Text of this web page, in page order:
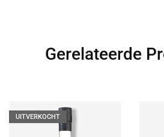
Gerelateerde
UITVERKOCHT